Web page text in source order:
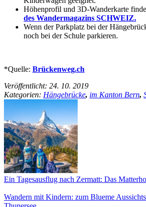
Höhenprofil und 3D-Wanderkarte
des Wandermagazins SCHWEIZ.
Wenn der Parkplatz bei der
noch bei der Schule parkieren.
*Quelle: Brückenweg.ch
Veröffentlicht: 24. 10. 2019
Kategorien: Hängebrücke, im Kanton Bern,
Ein Tagesausflug nach Zermatt: Das
Wandern mit Kindern: zum Blueme